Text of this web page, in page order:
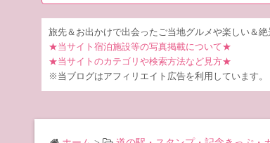
マンホールカード（東
マンホールカード（中
KAWAカード
橋カード
ダムカード
LOGetカード
道
道
道
道
道の駅（東北） 道
道の駅（北陸）
旅先＆お出かけで出会ったご当地グルメや楽しい＆
★当サイト宿泊施設等の写真掲載について★
★当サイトのカテゴリや検索方法など見方★
※当ブログはアフィリエイト広告を利用しています。